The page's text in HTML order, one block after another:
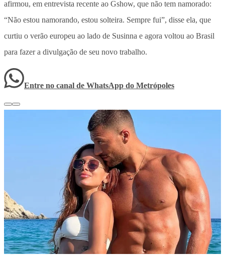
afirmou, em entrevista recente ao Gshow, que não tem namorado:
“Não estou namorando, estou solteira. Sempre fui”, disse ela, que
curtiu o verão europeu ao lado de Susinna e agora voltou ao Brasil
para fazer a divulgação de seu novo trabalho.
Entre no canal de WhatsApp do Metrópoles